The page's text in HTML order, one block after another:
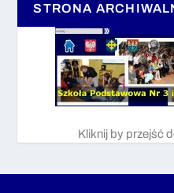
STRONA
Kliknij by przejść